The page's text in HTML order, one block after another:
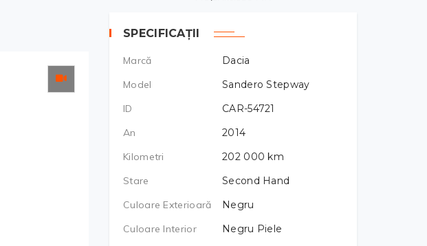
SPECIFICAȚII
Marcă
Dacia
Model
Sandero Stepway
ID
CAR-54721
An
2014
Kilometri
202 000 km
Stare
Second Hand
Culoare Exterioară
Negru
Culoare Interior
Negru Piele